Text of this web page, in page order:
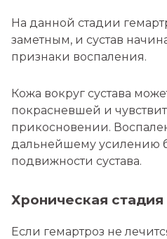
На данной стадии
заметным, и сустав
признаки воспаления.
Кожа вокруг сустава
покрасневшей и
прикосновении.
дальнейшему усилению
подвижности сустава.
Хроническая стадия
Если гемартроз не